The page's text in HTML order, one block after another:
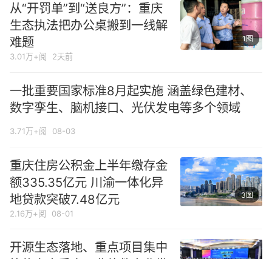
从“开罚单”到“送良方”：重庆
生态执法把办公桌搬到一线解
难题
1图
3.01万+阅 2天前
一批重要国家标准8月起实施 涵盖绿色建材、
数字孪生、脑机接口、光伏发电等多个领域
3.71万+阅 08-03
重庆住房公积金上半年缴存金
额335.35亿元 川渝一体化异
地贷款突破7.48亿元
3图
2.16万+阅 08-01
开源生态落地、重点项目集中